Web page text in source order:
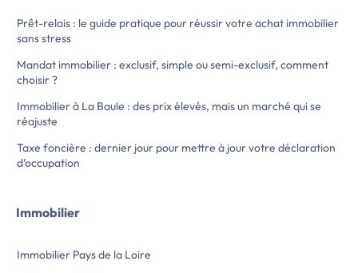
La copropriété de très […] Voir l’annonce
immobilière >>
aménagée et
L'espace nuit se
d'une salle d'eau
L'appartement est
Loyer : 856 €
Prêt-relais : le guide pratique pour réussir votre achat immobilier
sans stress
Mandat immobilier : exclusif, simple ou semi-exclusif, comment
choisir ?
Immobilier à La Baule : des prix élevés, mais un marché qui se
réajuste
Taxe foncière : dernier jour pour mettre à jour votre déclaration
d’occupation
Immobilier
Immobilier Pays de la Loire